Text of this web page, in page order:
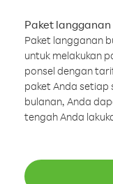
Paket
Paket langganan
untuk melakukan
ponsel dengan
paket Anda
bulanan, Anda
tengah Anda